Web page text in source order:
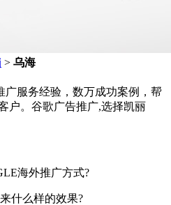
> 乌海
广服务经验，数万成功案例，帮
户。谷歌广告推广,选择凯丽
海外推广方式?
什么样的效果?